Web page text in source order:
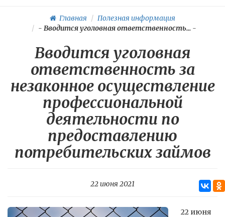
Главная
Полезная информация
- Вводится уголовная ответственность...-
Вводится уголовная
ответственность за
незаконное осуществление
профессиональной
деятельности по
предоставлению
потребительских займов
22 июня 2021
22 июня